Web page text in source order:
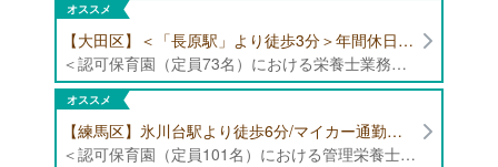
オススメ
【大田区】＜「長原駅」より徒歩3分＞年間休日120日以上/最大10連休取得可能/日勤帯勤務のみ 認可保育園（定員73名）にて、栄養士の募集！
＜認可保育園（定員73名）における栄養士業務全般＞ ・調理（朝おやつ・給食・おやつ・補食） ・盛付け、片づけ ・食育、保育室への給食ラウンド、事務業務 ・調理室のお掃除、備蓄の確認、発注など ※定員:73名(0歳児6名、1歳歳児10名、2歳児12名、3歳-5歳児各15名)
オススメ
【練馬区】氷川台駅より徒歩6分/マイカー通勤可能/年間休日120日/賞与高水準 認可保育園（定員101名）にて管理栄養士・栄養士・調理師募集！
＜認可保育園（定員101名）における管理栄養士・栄養士・調理師業務全般＞ ・調理業務全般 ・離乳食、アレルギー除去食対応 ・食育活動